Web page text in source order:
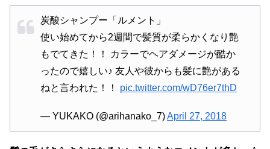
炭酸シャンプー「ルメント」
使い始めてから2週間で髪質が柔らかくなり艶
もでてきた！！ カラーでヘアダメージが酷か
ったので嬉しい♪ 友人や彼からも髪に艶がある
ねと言われた！！ pic.twitter.com/wD76er7thD
— YUKAKO (@arihanako_7)April 27, 2018